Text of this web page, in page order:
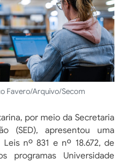
Favero/Arquivo/Secom
por meio da Secretaria
(SED), apresentou uma
nº 831 e nº 18.672, de
programas Universidade